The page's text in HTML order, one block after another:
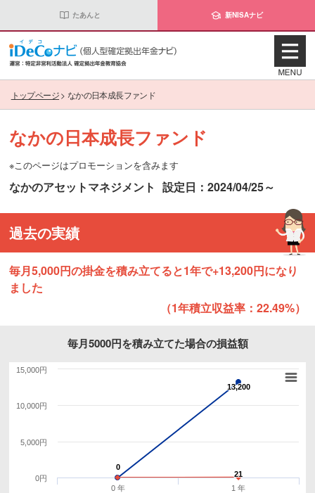
たあんと 新NISAナビ
トップページ> なかの日本成長ファンド
なかの日本成長ファンド
※このページはプロモーションを含みます
なかのアセットマネジメント 設定日：2024/04/25～
過去の実績
毎月5,000円の掛金を積み立てると1年で+13,200円になり
ました
（1年積立収益率：22.49%）
毎月5000円を積み立てた場合の損益額
0
0
13,200
13,200
21
21
0 年 1 年
0円
5,000円
10,000円
15,000円